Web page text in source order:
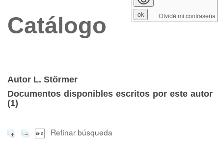
Catálogo
Autor L. Störmer
Documentos disponibles escritos por este autor
(1)
Refinar búsqueda
Olvidé mi contraseña